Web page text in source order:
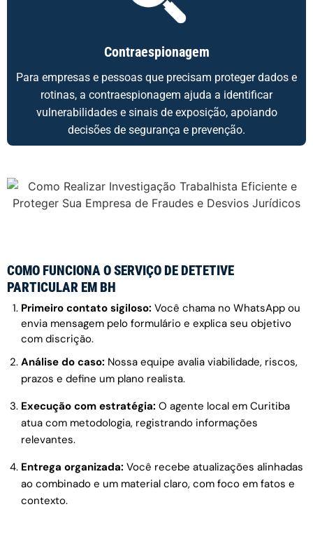
Contraespionagem
Para empresas e pessoas que precisam proteger dados e
rotinas, a contraespionagem ajuda a identificar
vulnerabilidades e sinais de exposição, apoiando
decisões de segurança e prevenção.
COMO FUNCIONA O SERVIÇO DE DETETIVE
PARTICULAR EM BH
Primeiro contato sigiloso: Você chama no WhatsApp ou
envia mensagem pelo formulário e explica seu objetivo
com discrição.
Análise do caso: Nossa equipe avalia viabilidade, riscos,
prazos e define um plano realista.
Execução com estratégia: O agente local em Curitiba
atua com metodologia, registrando informações
relevantes.
Entrega organizada: Você recebe atualizações alinhadas
ao combinado e um material claro, com foco em fatos e
contexto.